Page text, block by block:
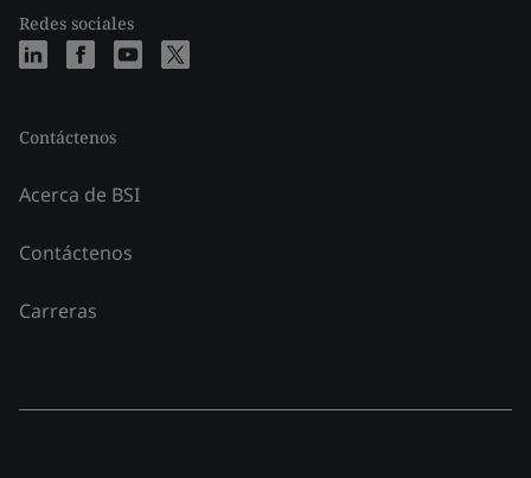
Redes sociales
Contáctenos
Acerca de BSI
Contáctenos
Carreras